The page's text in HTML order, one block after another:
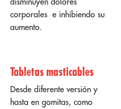
corporales e inhibiendo su
aumento.
Tabletas masticables
Desde diferente versión y
hasta en gomitas, como